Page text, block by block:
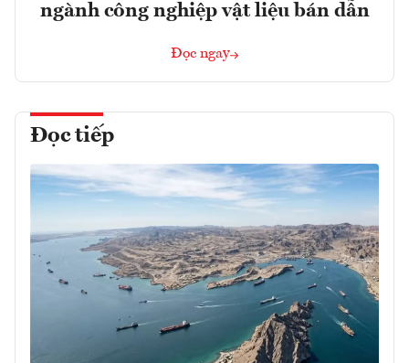
ngành công nghiệp vật liệu bán dẫn
Đọc ngay
Đọc tiếp